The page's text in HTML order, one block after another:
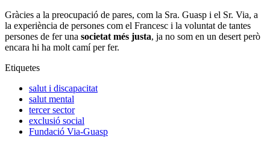
Gràcies a la preocupació de pares, com la Sra. Guasp i el Sr. Via, a
la experiència de persones com el Francesc i la voluntat de tantes
persones de fer una societat més justa, ja no som en un desert però
encara hi ha molt camí per fer.
Etiquetes
salut i discapacitat
salut mental
tercer sector
exclusió social
Fundació Via-Guasp